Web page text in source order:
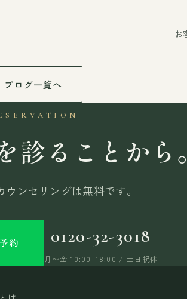
お
ブログ一覧へ
診ることから。
ンセリングは無料です。
約 0120-32-3018
月〜金 10:00–18:00 / 土日祝休